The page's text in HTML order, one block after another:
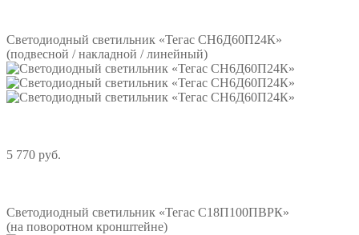
Светодиодный светильник «Тегас СН6Д60П24К»
(подвесной / накладной / линейный)
5 770 руб.
Светодиодный светильник «Тегас С18П100ПВРК»
(на поворотном кронштейне)